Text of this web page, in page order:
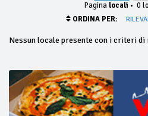
Pagina locali • 0
ORDINA PER:
Nessun locale presente con i criteri